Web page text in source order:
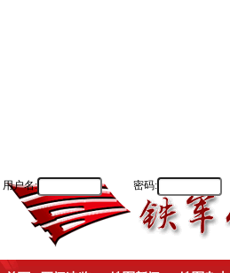
用户名: 密码: